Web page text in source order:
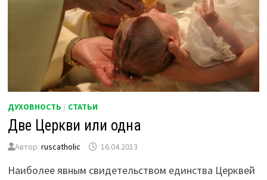
ДУХОВНОСТЬ / СТАТЬИ
Две Церкви или одна
Автор:ruscatholic 16.04.2013
Наиболее явным свидетельством единства Церквей